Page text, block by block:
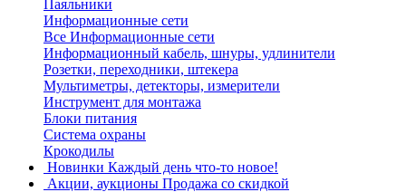
Паяльники
Информационные сети
Все Информационные сети
Информационный кабель, шнуры, удлинители
Розетки, переходники, штекера
Мультиметры, детекторы, измерители
Инструмент для монтажа
Блоки питания
Система охраны
Крокодилы
Новинки Каждый день что-то новое!
Акции, аукционы Продажа со скидкой